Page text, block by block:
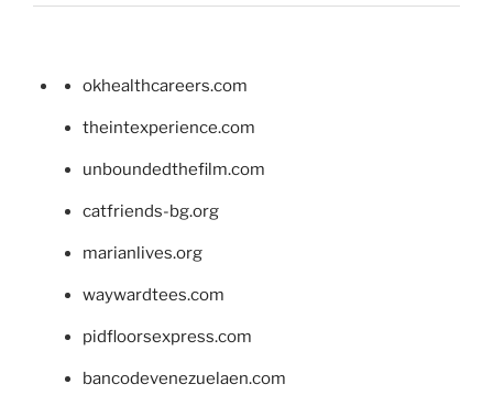
okhealthcareers.com
theintexperience.com
unboundedthefilm.com
catfriends-bg.org
marianlives.org
waywardtees.com
pidfloorsexpress.com
bancodevenezuelaen.com